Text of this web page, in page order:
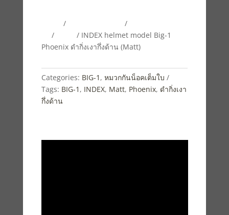
/ /
/
/ INDEX helmet model Big-1
Phoenix ดำกิ่งเงากึ่งด้าน (Matt)
Categories: BIG-1 , หมวกกันน็อคเต็มใบ
Tags: BIG-1 , INDEX, Matt, Phoenix, ดำกิ่งเงา
กึ่งด้าน